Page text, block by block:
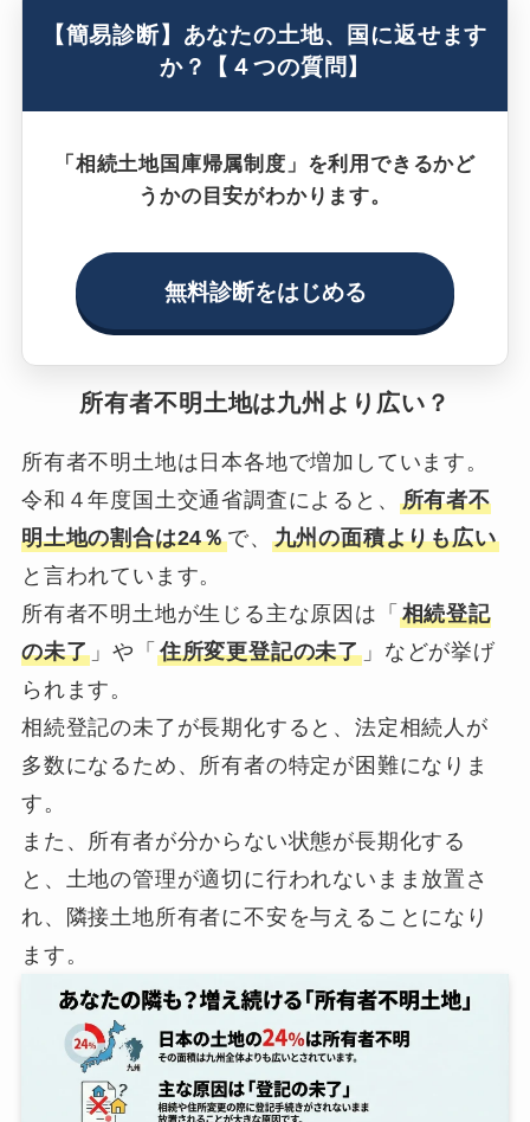
【簡易診断】あなたの土地、国に返せます
か？【４つの質問】
「相続土地国庫帰属制度」を利用できるかど
うかの目安がわかります。
無料診断をはじめる
所有者不明土地は九州より広い？
所有者不明土地は日本各地で増加しています。
令和４年度国土交通省調査によると、 所有者不
明土地の割合は24％で、 九州の面積よりも広い
と言われています。
所有者不明土地が生じる主な原因は「 相続登記
の未了 」や「 住所変更登記の未了 」などが挙げ
られます。
相続登記の未了が長期化すると、法定相続人が
多数になるため、所有者の特定が困難になりま
す。
また、所有者が分からない状態が長期化する
と、土地の管理が適切に行われないまま放置さ
れ、隣接土地所有者に不安を与えることになり
ます。